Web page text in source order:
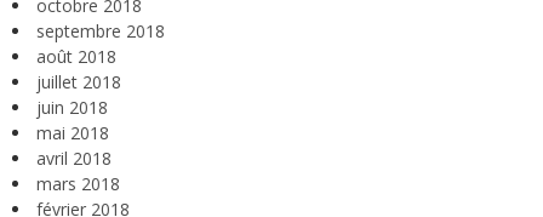
octobre 2018
septembre 2018
août 2018
juillet 2018
juin 2018
mai 2018
avril 2018
mars 2018
février 2018